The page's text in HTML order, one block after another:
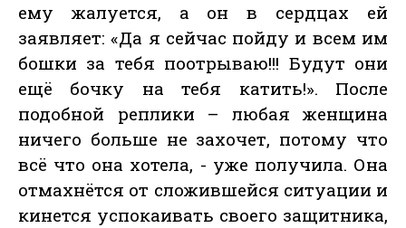
ему жалуется, а он в сердцах ей
заявляет: «Да я сейчас пойду и всем им
бошки за тебя поотрываю!!! Будут они
ещё бочку на тебя катить!». После
подобной реплики – любая женщина
ничего больше не захочет, потому что
всё что она хотела, - уже получила. Она
отмахнётся от сложившейся ситуации и
кинется успокаивать своего защитника,